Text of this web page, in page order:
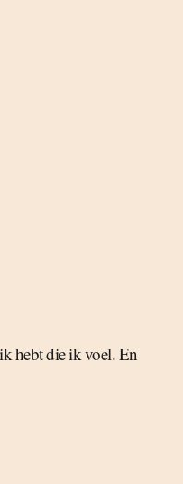
hebt die ik voel. En